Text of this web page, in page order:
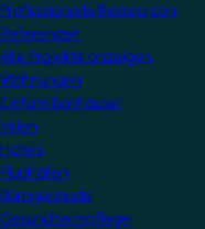
Professionelle Ressourcen
Referenzen
Alle Projekte anzeigen
Wohnungen
Einfamilienhäuser
Villen
Hotels
Flughäfen
Bürogebäude
Gesundheitspflege